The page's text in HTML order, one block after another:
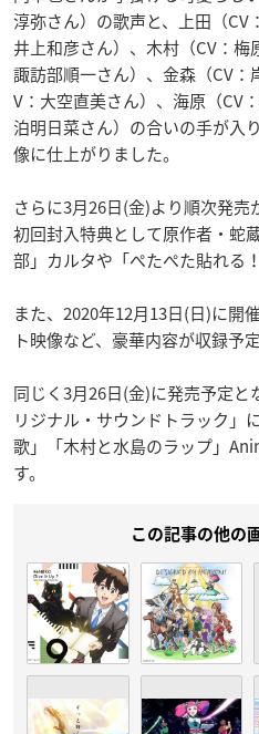
淳弥さん）の歌声と、上田（CV
井上和彦さん）、木村（CV：梅
諏訪部順一さん）、金森（CV
V：大空直美さん）、海原（CV
泊明日菜さん）の合いの手が入
像に仕上がりました。
さらに3月26日(金)より順次発売
初回封入特典として原作者・蛇
部」カルタや「ぺたぺた貼れる
また、2020年12月13日(日)に開
ト映像など、豪華内容が収録予定
同じく3月26日(金)に発売予定
リジナル・サウンドトラック」
歌」「木村と水島のラップ」
す。
この記事の他の